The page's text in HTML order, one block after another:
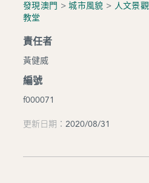
發現澳門 >城市風貌 > 人文景觀
教堂
責任者
黃健威
編號
f000071
更新日期：2020/08/31